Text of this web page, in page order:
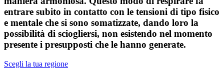
entrare subito in contatto con le tensioni di tipo fisico
e mentale che si sono somatizzate, dando loro la
possibilità di sciogliersi, non esistendo nel momento
presente i presupposti che le hanno generate.
Scegli la tua regione